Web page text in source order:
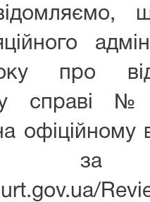
про
у справі
офіційному
за